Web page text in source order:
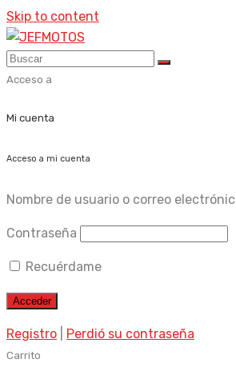
Skip to content
Acceso a
Mi cuenta
Acceso a mi cuenta
Nombre de usuario o correo
Contraseña
Recuérdame
Registro Perdió su contraseña
Carrito